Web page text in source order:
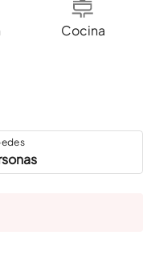
Cocina